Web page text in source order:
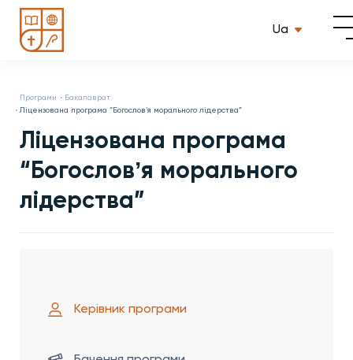
Ua
Програми
Бакалаврат
Ліцензована програма “Богословʼя морального лідерства”
Ліцензована програма
“Богословʼя морального
лідерства”
Керівник програми